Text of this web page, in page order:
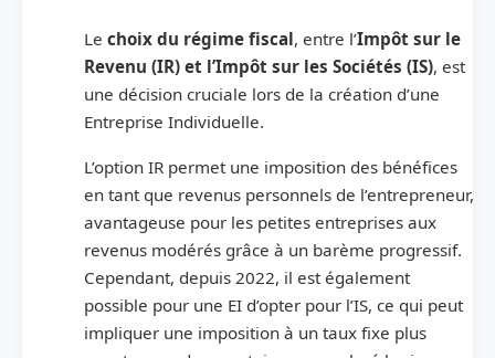
Le choix du régime fiscal, entre l’Impôt sur le
Revenu (IR) et l’Impôt sur les Sociétés (IS), est
une décision cruciale lors de la création d’une
Entreprise Individuelle.
L’option IR permet une imposition des bénéfices
en tant que revenus personnels de l’entrepreneur,
avantageuse pour les petites entreprises aux
revenus modérés grâce à un barème progressif.
Cependant, depuis 2022, il est également
possible pour une EI d’opter pour l’IS, ce qui peut
impliquer une imposition à un taux fixe plus